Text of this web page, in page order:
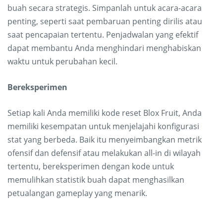
buah secara strategis. Simpanlah untuk acara-acara
penting, seperti saat pembaruan penting dirilis atau
saat pencapaian tertentu. Penjadwalan yang efektif
dapat membantu Anda menghindari menghabiskan
waktu untuk perubahan kecil.
Bereksperimen
Setiap kali Anda memiliki kode reset Blox Fruit, Anda
memiliki kesempatan untuk menjelajahi konfigurasi
stat yang berbeda. Baik itu menyeimbangkan metrik
ofensif dan defensif atau melakukan all-in di wilayah
tertentu, bereksperimen dengan kode untuk
memulihkan statistik buah dapat menghasilkan
petualangan gameplay yang menarik.